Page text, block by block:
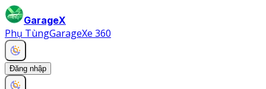
GarageX
Phụ TùngGarageXe 360
Đăng nhập